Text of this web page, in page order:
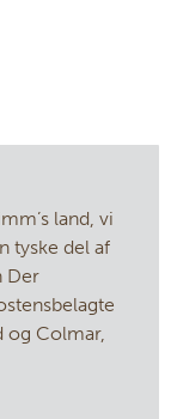
land, vi
tyske del af
Der
og Colmar,